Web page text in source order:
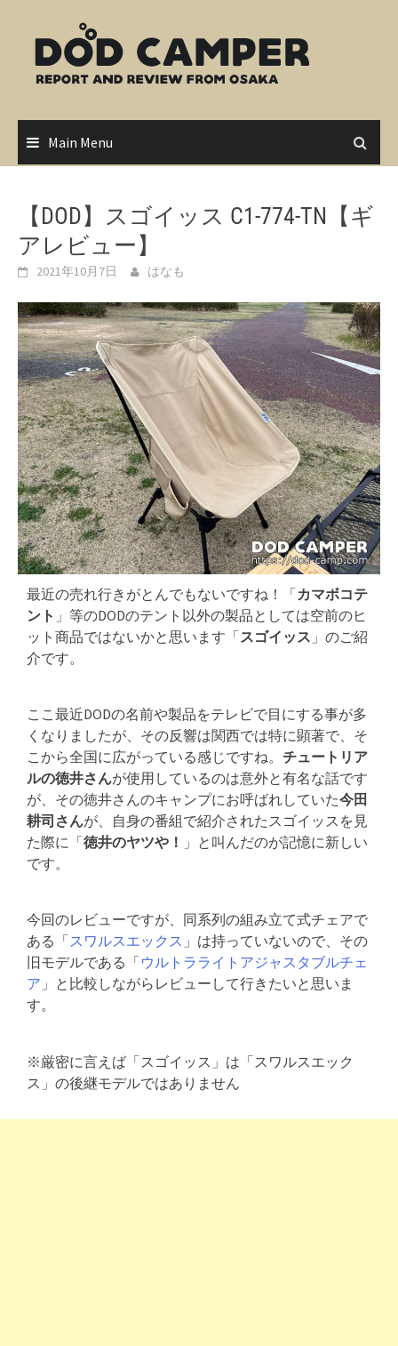
content
Main Menu
【DOD】スゴイッス C1-774-TN【ギ
アレビュー】
2021年10月7日 はなも
最近の売れ行きがとんでもないですね！「カマボコテ
ント 」等のDODのテント以外の製品としては空前のヒ
ット商品ではないかと思います「スゴイッス 」のご紹
介です。
ここ最近DODの名前や製品をテレビで目にする事が多
くなりましたが、その反響は関西では特に顕著で、そ
こから全国に広がっている感じですね。 チュートリア
ルの徳井さんが使用しているのは意外と有名な話です
が、その徳井さんのキャンプにお呼ばれしていた今田
耕司さんが、自身の番組で紹介されたスゴイッスを見
た際に「徳井のヤツや！ 」と叫んだのが記憶に新しい
です。
今回のレビューですが、同系列の組み立て式チェアで
ある「スワルスエックス 」は持っていないので、その
旧モデルである「ウルトラライトアジャスタブルチェ
ア 」と比較しながらレビューして行きたいと思いま
す。
※厳密に言えば「スゴイッス」は「スワルスエック
ス」の後継モデルではありません